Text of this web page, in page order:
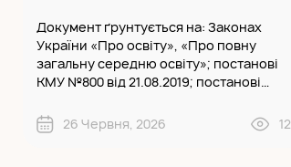
Документ ґрунтується на: Законах
України «Про освіту», «Про повну
загальну середню освіту»; постанові
КМУ №800 від 21.08.2019; постанові
програми підвищення кваліфікації та/
або с..
26 Червня, 2026 12